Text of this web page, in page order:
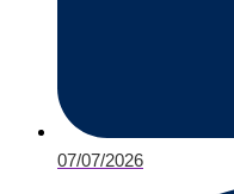
07/07/2026